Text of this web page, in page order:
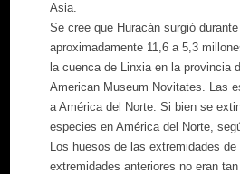
Asia.
Se cree que Huracán surgió
aproximadamente 11,6 a 5,3
la cuenca de Linxia en la provincia
American Museum Novitates. Las
a América del Norte. Si bien se
especies en América del Norte,
Los huesos de las extremidades
extremidades anteriores no eran